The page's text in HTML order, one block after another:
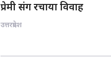
प्रेमी संग रचाया विवाह
उत्तरप्रदेश